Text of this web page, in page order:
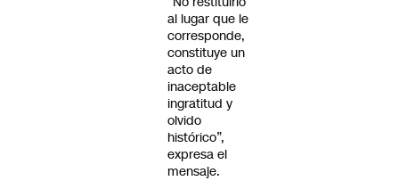
al lugar que le
corresponde,
constituye un
acto de
inaceptable
ingratitud y
olvido
histórico”,
expresa el
mensaje.